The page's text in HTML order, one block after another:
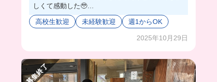
しくて感動した🥹
今回は違う店舗のオープニングスタッフ募集！！
今入れば、みんな同期なのすごくない？😳
しかも、まかないは豪華な海鮮丼が食べれちゃう
い？✨
高校生歓迎 未経験歓迎 週1からOK
2025年10月29日
募集終了